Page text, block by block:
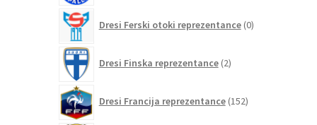
Dresi Ferski otoki reprezentance 0izdelkov
Dresi Finska reprezentance 2izdelka
Dresi Francija reprezentance 152izdelkov